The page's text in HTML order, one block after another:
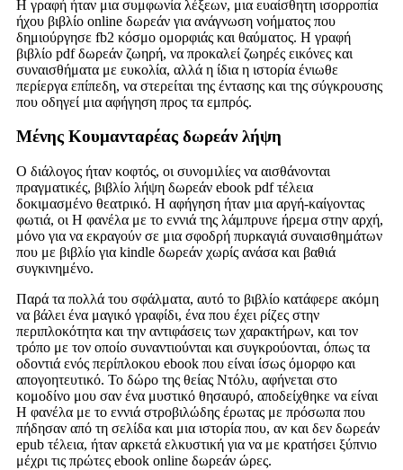
Η γραφή ήταν μια συμφωνία λέξεων, μια ευαίσθητη ισορροπία
ήχου βιβλίο online δωρεάν για ανάγνωση νοήματος που
δημιούργησε fb2 κόσμο ομορφιάς και θαύματος. Η γραφή
βιβλίο pdf δωρεάν ζωηρή, να προκαλεί ζωηρές εικόνες και
συναισθήματα με ευκολία, αλλά η ίδια η ιστορία ένιωθε
περίεργα επίπεδη, να στερείται της έντασης και της σύγκρουσης
που οδηγεί μια αφήγηση προς τα εμπρός.
Μένης Κουμανταρέας δωρεάν λήψη
Ο διάλογος ήταν κοφτός, οι συνομιλίες να αισθάνονται
πραγματικές, βιβλίο λήψη δωρεάν ebook pdf τέλεια
δοκιμασμένο θεατρικό. Η αφήγηση ήταν μια αργή-καίγοντας
φωτιά, οι Η φανέλα με το εννιά της λάμπρυνε ήρεμα στην αρχή,
μόνο για να εκραγούν σε μια σφοδρή πυρκαγιά συναισθημάτων
που με βιβλίο για kindle δωρεάν χωρίς ανάσα και βαθιά
συγκινημένο.
Παρά τα πολλά του σφάλματα, αυτό το βιβλίο κατάφερε ακόμη
να βάλει ένα μαγικό γραφίδι, ένα που έχει ρίζες στην
περιπλοκότητα και την αντιφάσεις των χαρακτήρων, και τον
τρόπο με τον οποίο συναντιούνται και συγκρούονται, όπως τα
οδοντιά ενός περίπλοκου ebook που είναι ίσως όμορφο και
απογοητευτικό. Το δώρο της θείας Ντόλυ, αφήνεται στο
κομοδίνο μου σαν ένα μυστικό θησαυρό, αποδείχθηκε να είναι
Η φανέλα με το εννιά στροβιλώδης έρωτας με πρόσωπα που
πήδησαν από τη σελίδα και μια ιστορία που, αν και δεν δωρεάν
epub τέλεια, ήταν αρκετά ελκυστική για να με κρατήσει ξύπνιο
μέχρι τις πρώτες ebook online δωρεάν ώρες.